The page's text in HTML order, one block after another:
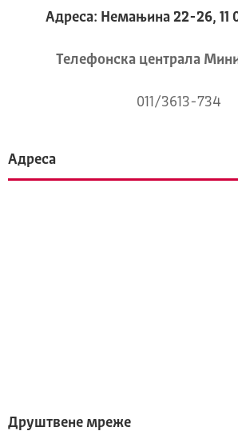
Адреса: Немањина 22-26, 11
Телeфонска централа
011/3613-734
Адреса
Друштвене мреже